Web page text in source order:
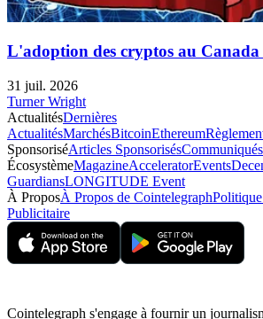
L'adoption des cryptos au Canada
31 juil. 2026
Turner Wright
ActualitésDernières
ActualitésMarchésBitcoinEthereum
SponsoriséArticles Sponsorisés
ÉcosystèmeMagazineAcceleratorEvents
GuardiansLONGITUDE Event
À ProposÀ Propos de Cointelegraph
Publicitaire
Cointelegraph s'engage à fournir un